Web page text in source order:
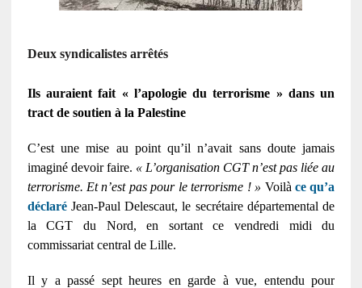
Deux syndicalistes arrêtés
Ils auraient fait « l’apologie du terrorisme » dans un
tract de soutien à la Palestine
C’est une mise au point qu’il n’avait sans doute jamais
imaginé devoir faire. « L’organisation CGT n’est pas liée au
terrorisme. Et n’est pas pour le terrorisme ! » Voilà ce qu’a
déclaréJean-Paul Delescaut, le secrétaire départemental de
la CGT du Nord, en sortant ce vendredi midi du
commissariat central de Lille.
Il y a passé sept heures en garde à vue, entendu pour